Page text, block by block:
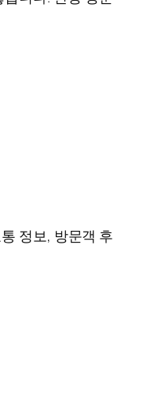
정보, 방문객 후